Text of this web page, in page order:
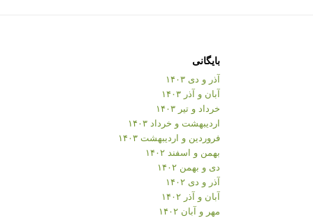
بایگانی
آذر و دی ۱۴۰۳
آبان و آذر ۱۴۰۳
خرداد و تیر ۱۴۰۳
اردیبهشت و خرداد ۱۴۰۳
فروردین و اردیبهشت ۱۴۰۳
بهمن و اسفند ۱۴۰۲
دی و بهمن ۱۴۰۲
آذر و دی ۱۴۰۲
آبان و آذر ۱۴۰۲
مهر و آبان ۱۴۰۲